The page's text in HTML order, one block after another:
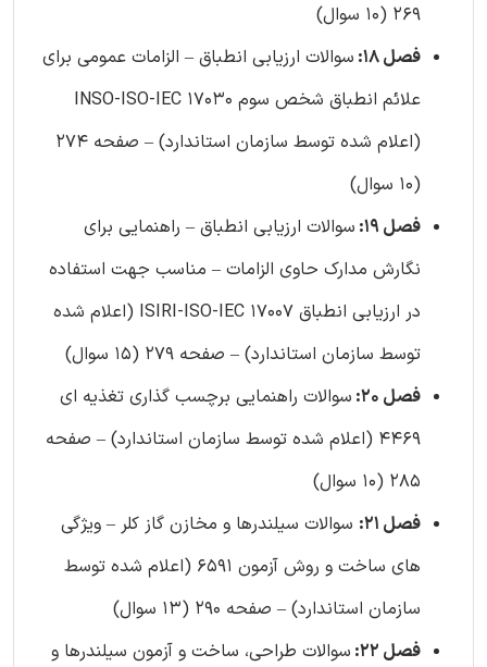
269 (10 سوال)
فصل 18:
سوالات ارزیابی انطباق – الزامات عمومی برای
علائم انطباق شخص سوم INSO-ISO-IEC 17030
(اعلام شده توسط سازمان استاندارد) – صفحه 274
(10 سوال)
فصل 19:
سوالات ارزیابی انطباق – راهنمایی برای
نگارش مدارک حاوی الزامات – مناسب جهت استفاده
در ارزیابی انطباق ISIRI-ISO-IEC 17007 (اعلام شده
توسط سازمان استاندارد) – صفحه 279 (15 سوال)
فصل 20:
سوالات راهنمایی برچسب گذاری تغذیه‌ ای
4469 (اعلام شده توسط سازمان استاندارد) – صفحه
285 (10 سوال)
فصل 21:
سوالات سیلندرها و مخازن گاز کلر – ویژگی
های ساخت و روش آزمون 6591 (اعلام شده توسط
سازمان استاندارد) – صفحه 290 (13 سوال)
فصل 22:
سوالات طراحی، ساخت و آزمون سیلندرها و